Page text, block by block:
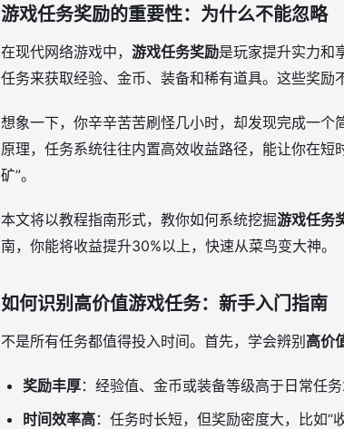
游戏任务奖励的重要性：为什么不能忽略
在现代网络游戏中， 游戏任务奖励是玩家提升实力和
任务来获取经验、金币、装备和稀有道具。这些奖励
想象一下，你辛辛苦苦刷怪几小时，却发现完成一个
原理，任务系统往往内置高效收益路径，能让你在
矿”。
本文将以教程指南形式，教你如何系统挖掘游戏任务
南，你能将收益提升30%以上，快速从菜鸟变大神。
如何识别高价值游戏任务：新手入门指南
不是所有任务都值得投入时间。首先，学会辨别 高价
奖励丰厚：经验值、金币或装备等级高于日常任务
时间效率高：任务时长短，但奖励密度大，比如“